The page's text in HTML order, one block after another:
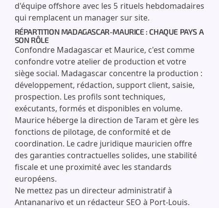
d'équipe offshore avec les 5 rituels hebdomadaires
qui remplacent un manager sur site.
RÉPARTITION MADAGASCAR-MAURICE : CHAQUE PAYS A
SON RÔLE
Confondre Madagascar et Maurice, c'est comme
confondre votre atelier de production et votre
siège social. Madagascar concentre la production :
développement, rédaction, support client, saisie,
prospection. Les profils sont techniques,
exécutants, formés et disponibles en volume.
Maurice héberge la direction de Taram et gère les
fonctions de pilotage, de conformité et de
coordination. Le cadre juridique mauricien offre
des garanties contractuelles solides, une stabilité
fiscale et une proximité avec les standards
européens.
Ne mettez pas un directeur administratif à
Antananarivo et un rédacteur SEO à Port-Louis.